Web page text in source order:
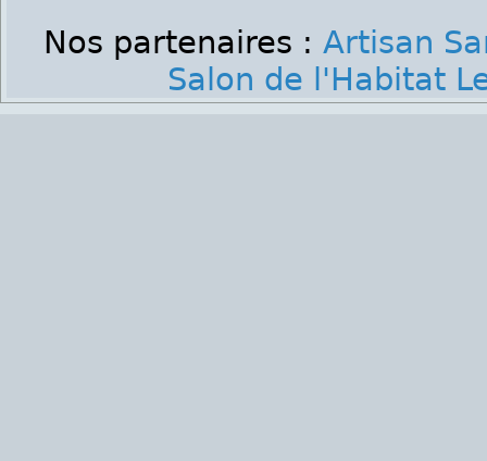
Nos partenaires : Artisan
Salon de l'Habitat